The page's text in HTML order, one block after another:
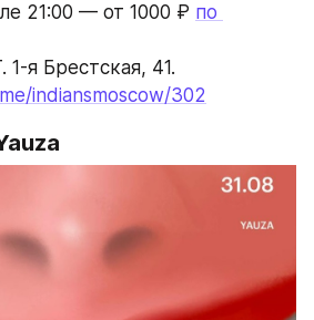
21:00 — от 1000 ₽ по
1-я Брестская, 41.
indiansmoscow/302